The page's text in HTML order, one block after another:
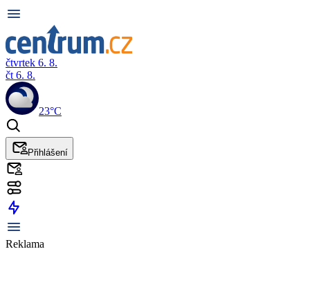
čtvrtek 6. 8.
čt 6. 8.
23°C
Přihlášení
Reklama